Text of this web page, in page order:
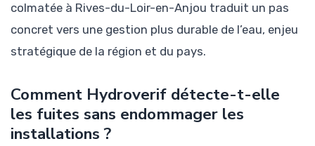
colmatée à Rives-du-Loir-en-Anjou traduit un pas
concret vers une gestion plus durable de l’eau, enjeu
stratégique de la région et du pays.
Comment Hydroverif détecte-t-elle
les fuites sans endommager les
installations ?